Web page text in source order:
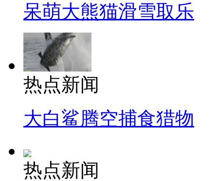
呆萌大熊猫滑雪取乐
热点新闻
大白鲨腾空捕食猎物
热点新闻